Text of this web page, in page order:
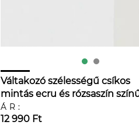
Váltakozó szélességű csíkos
mintás ecru és rózsaszín
dekor tapéta
ÁR:
12 990 Ft